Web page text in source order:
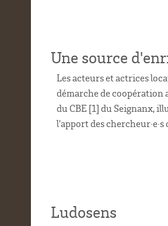
Une source
Les acteurs et actrices
démarche de coopération
du CBE [1] du Seignanx,
l'apport des
Ludosens